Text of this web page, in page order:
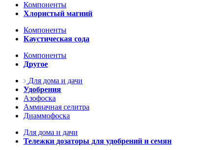
Компоненты
Хлористый магний
Компоненты
Каустическая сода
Компоненты
Другое
Для дома и дачи
Удобрения
Азофоска
Аммиачная селитра
Диаммофоска
Для дома и дачи
Тележки дозаторы для удобрений и семян